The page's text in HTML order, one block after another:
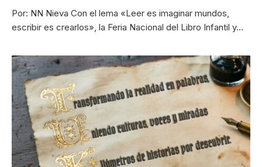
Por: NN Nieva Con el lema «Leer es imaginar mundos,
escribir es crearlos», la Feria Nacional del Libro Infantil y…